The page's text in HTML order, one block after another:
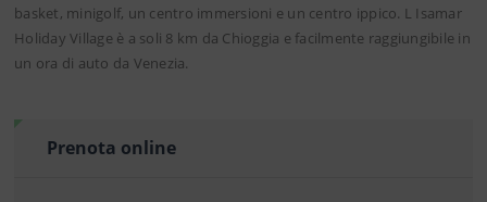
basket, minigolf, un centro immersioni e un centro ippico. L Isamar
Holiday Village è a soli 8 km da Chioggia e facilmente raggiungibile in
un ora di auto da Venezia.
Prenota online